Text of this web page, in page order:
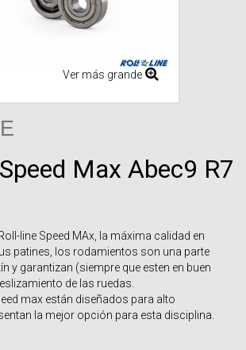
Ver más grande
Max Abec9 R7
line Speed MAx, la máxima calidad en
patines, los rodamientos son una parte
y garantizan (siempre que esten en buen
de las ruedas.
max están diseñados para alto
la mejor opción para esta disciplina.